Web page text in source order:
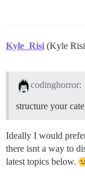
Kyle_Risi (Kyle
codinghorror:
structure your
Ideally I would
there isnt a way to
latest topics below.